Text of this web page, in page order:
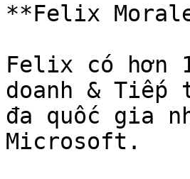
**Felix
Felix có hơn
doanh &
đa quốc gia
Microsoft.